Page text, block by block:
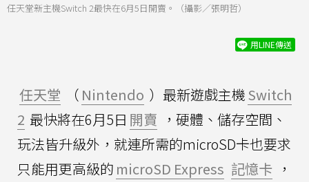
任天堂新主機Switch 2最快在6月5日開賣。（攝影／張明哲）
用LINE傳送
任天堂 （ Nintendo ）最新遊戲主機Switch
2 最快將在6月5日 開賣 ，硬體、儲存空間、
玩法皆升級外，就連所需的microSD卡也要求
只能用更高級的 microSD Express 記憶卡 ，